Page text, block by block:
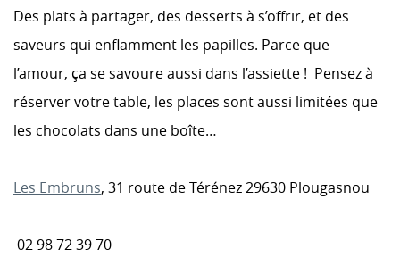
Des plats à partager, des desserts à s’offrir, et des
saveurs qui enflamment les papilles. Parce que
l’amour, ça se savoure aussi dans l’assiette ! Pensez à
réserver votre table, les places sont aussi limitées que
les chocolats dans une boîte…
Les Embruns, 31 route de Térénez 29630 Plougasnou
02 98 72 39 70